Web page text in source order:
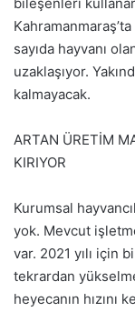
sayıda hayvanı
uzaklaşıyor.
kalmayacak.
ARTAN ÜRETİM
KIRIYOR
Kurumsal
yok. Mevcut
var. 2021 yılı için
tekrardan
heyecanın